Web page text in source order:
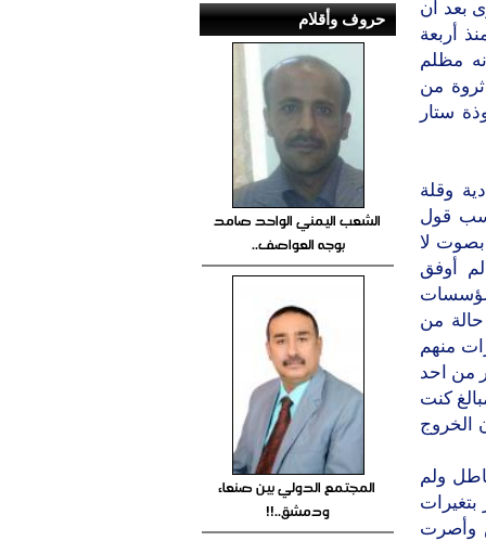
بعد أن
أربعة
مظلم
من
ستار
وقلة
قول
لا
أوفق
حالة من
منهم
من احد
كنت
الخروج
ولم
وأصرت
حروف وأقلام
الشعب اليمني الواحد صامد
بوجه العواصف..
المجتمع الدولي بين صنعاء
ودمشق..!!